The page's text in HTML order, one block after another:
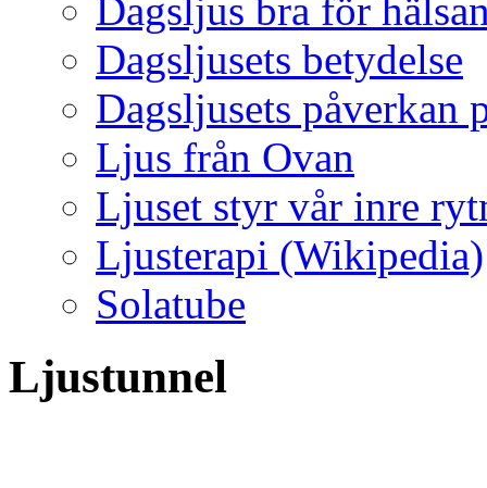
Dagsljus bra för
Dagsljusets betydelse
Dagsljusets påverkan
Ljus från Ovan
Ljuset styr vår inre
Ljusterapi (Wikipedia)
Solatube
Ljustunnel